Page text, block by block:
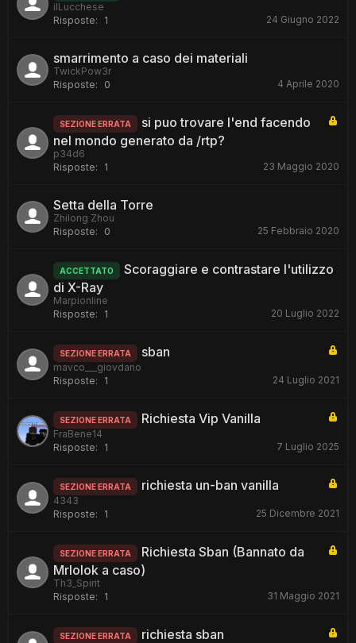
ilLucchese
Risposte:
1 24 Giugno 2022
smarrimento a caso dei materiali
TwickPow3r
Risposte:
0 4 Aprile 2020
SEZIONE ERRATA
si puo trovare l'end facendo
nel mondo generato da /rtp?
p34d6
Risposte:
1 23 Maggio 2020
Setta della Torre
Zhilong Zhou
Risposte:
0 25 Febbraio 2020
ACCETTATO
Scoraggiare e contrastare l'utilizzo
di X-Ray
Marpionline
Risposte:
1 20 Luglio 2022
SEZIONE ERRATA sban
mavco___giovdano
Risposte:
1 24 Luglio 2021
SEZIONE ERRATA Richiesta Vip Vanilla
FraBene14
Risposte:
1 7 Luglio 2025
SEZIONE ERRATA richiesta un-ban vanilla
4343
Risposte:
1 25 Dicembre 2021
SEZIONE ERRATA
Richiesta Sban (Bannato da
Mrlolok a caso)
Th3_Spirit
Risposte:
1 31 Maggio 2021
SEZIONE ERRATA richiesta sban